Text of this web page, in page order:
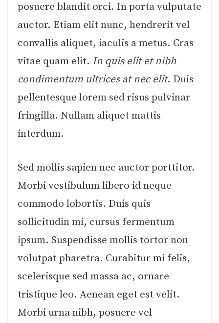
posuere blandit orci. In porta vulputate
auctor. Etiam elit nunc, hendrerit vel
convallis aliquet, iaculis a metus. Cras
vitae quam elit. In quis elit et nibh
condimentum ultrices at nec elit. Duis
pellentesque lorem sed risus pulvinar
fringilla. Nullam aliquet mattis
interdum.
Sed mollis sapien nec auctor porttitor.
Morbi vestibulum libero id neque
commodo lobortis. Duis quis
sollicitudin mi, cursus fermentum
ipsum. Suspendisse mollis tortor non
volutpat pharetra. Curabitur mi felis,
scelerisque sed massa ac, ornare
tristique leo. Aenean eget est velit.
Morbi urna nibh, posuere vel